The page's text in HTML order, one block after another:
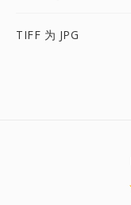
TIFF 为 JPG